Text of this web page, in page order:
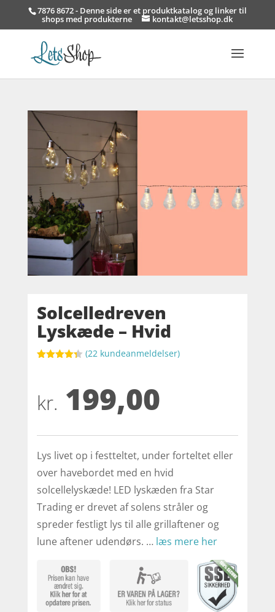
7876 8672 - Denne side er et produktkatalog og linker til
shops med produkterne kontakt@letsshop.dk
Solcelledreven
Lyskæde – Hvid
på
kundebedø
(22 kundeanmeldelser)
kr. 199,00
Lys livet op i festteltet, under forteltet eller
over havebordet med en hvid
solcellelyskæde! LED lyskæden fra Star
Trading er drevet af solens stråler og
spreder festligt lys til alle grillaftener og
lune aftener udendørs. … læs mere her